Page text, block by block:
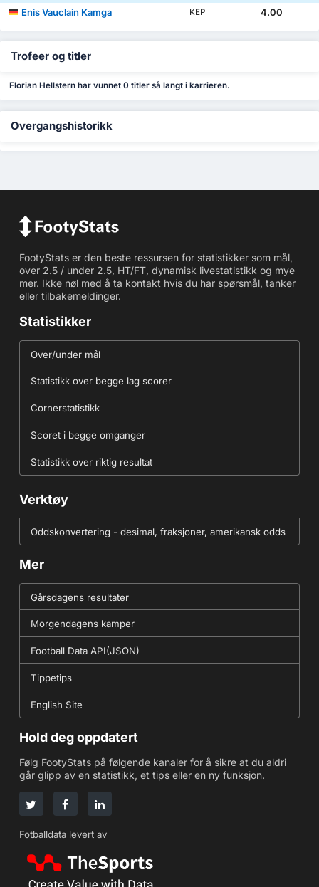
Enis Vauclain Kamga
KEP 4.00
Trofeer og titler
Florian Hellstern har vunnet 0 titler så langt i karrieren.
Overgangshistorikk
FootyStats er den beste ressursen for statistikker som mål,
over 2.5 / under 2.5, HT/FT, dynamisk livestatistikk og mye
mer. Ikke nøl med å ta kontakt hvis du har spørsmål, tanker
eller tilbakemeldinger.
Statistikker
Over/under mål
Statistikk over begge lag scorer
Cornerstatistikk
Scoret i begge omganger
Statistikk over riktig resultat
Verktøy
Oddskonvertering - desimal, fraksjoner, amerikansk odds
Mer
Gårsdagens resultater
Morgendagens kamper
Football Data API(JSON)
Tippetips
English Site
Hold deg oppdatert
Følg FootyStats på følgende kanaler for å sikre at du aldri
går glipp av en statistikk, et tips eller en ny funksjon.
Fotballdata levert av